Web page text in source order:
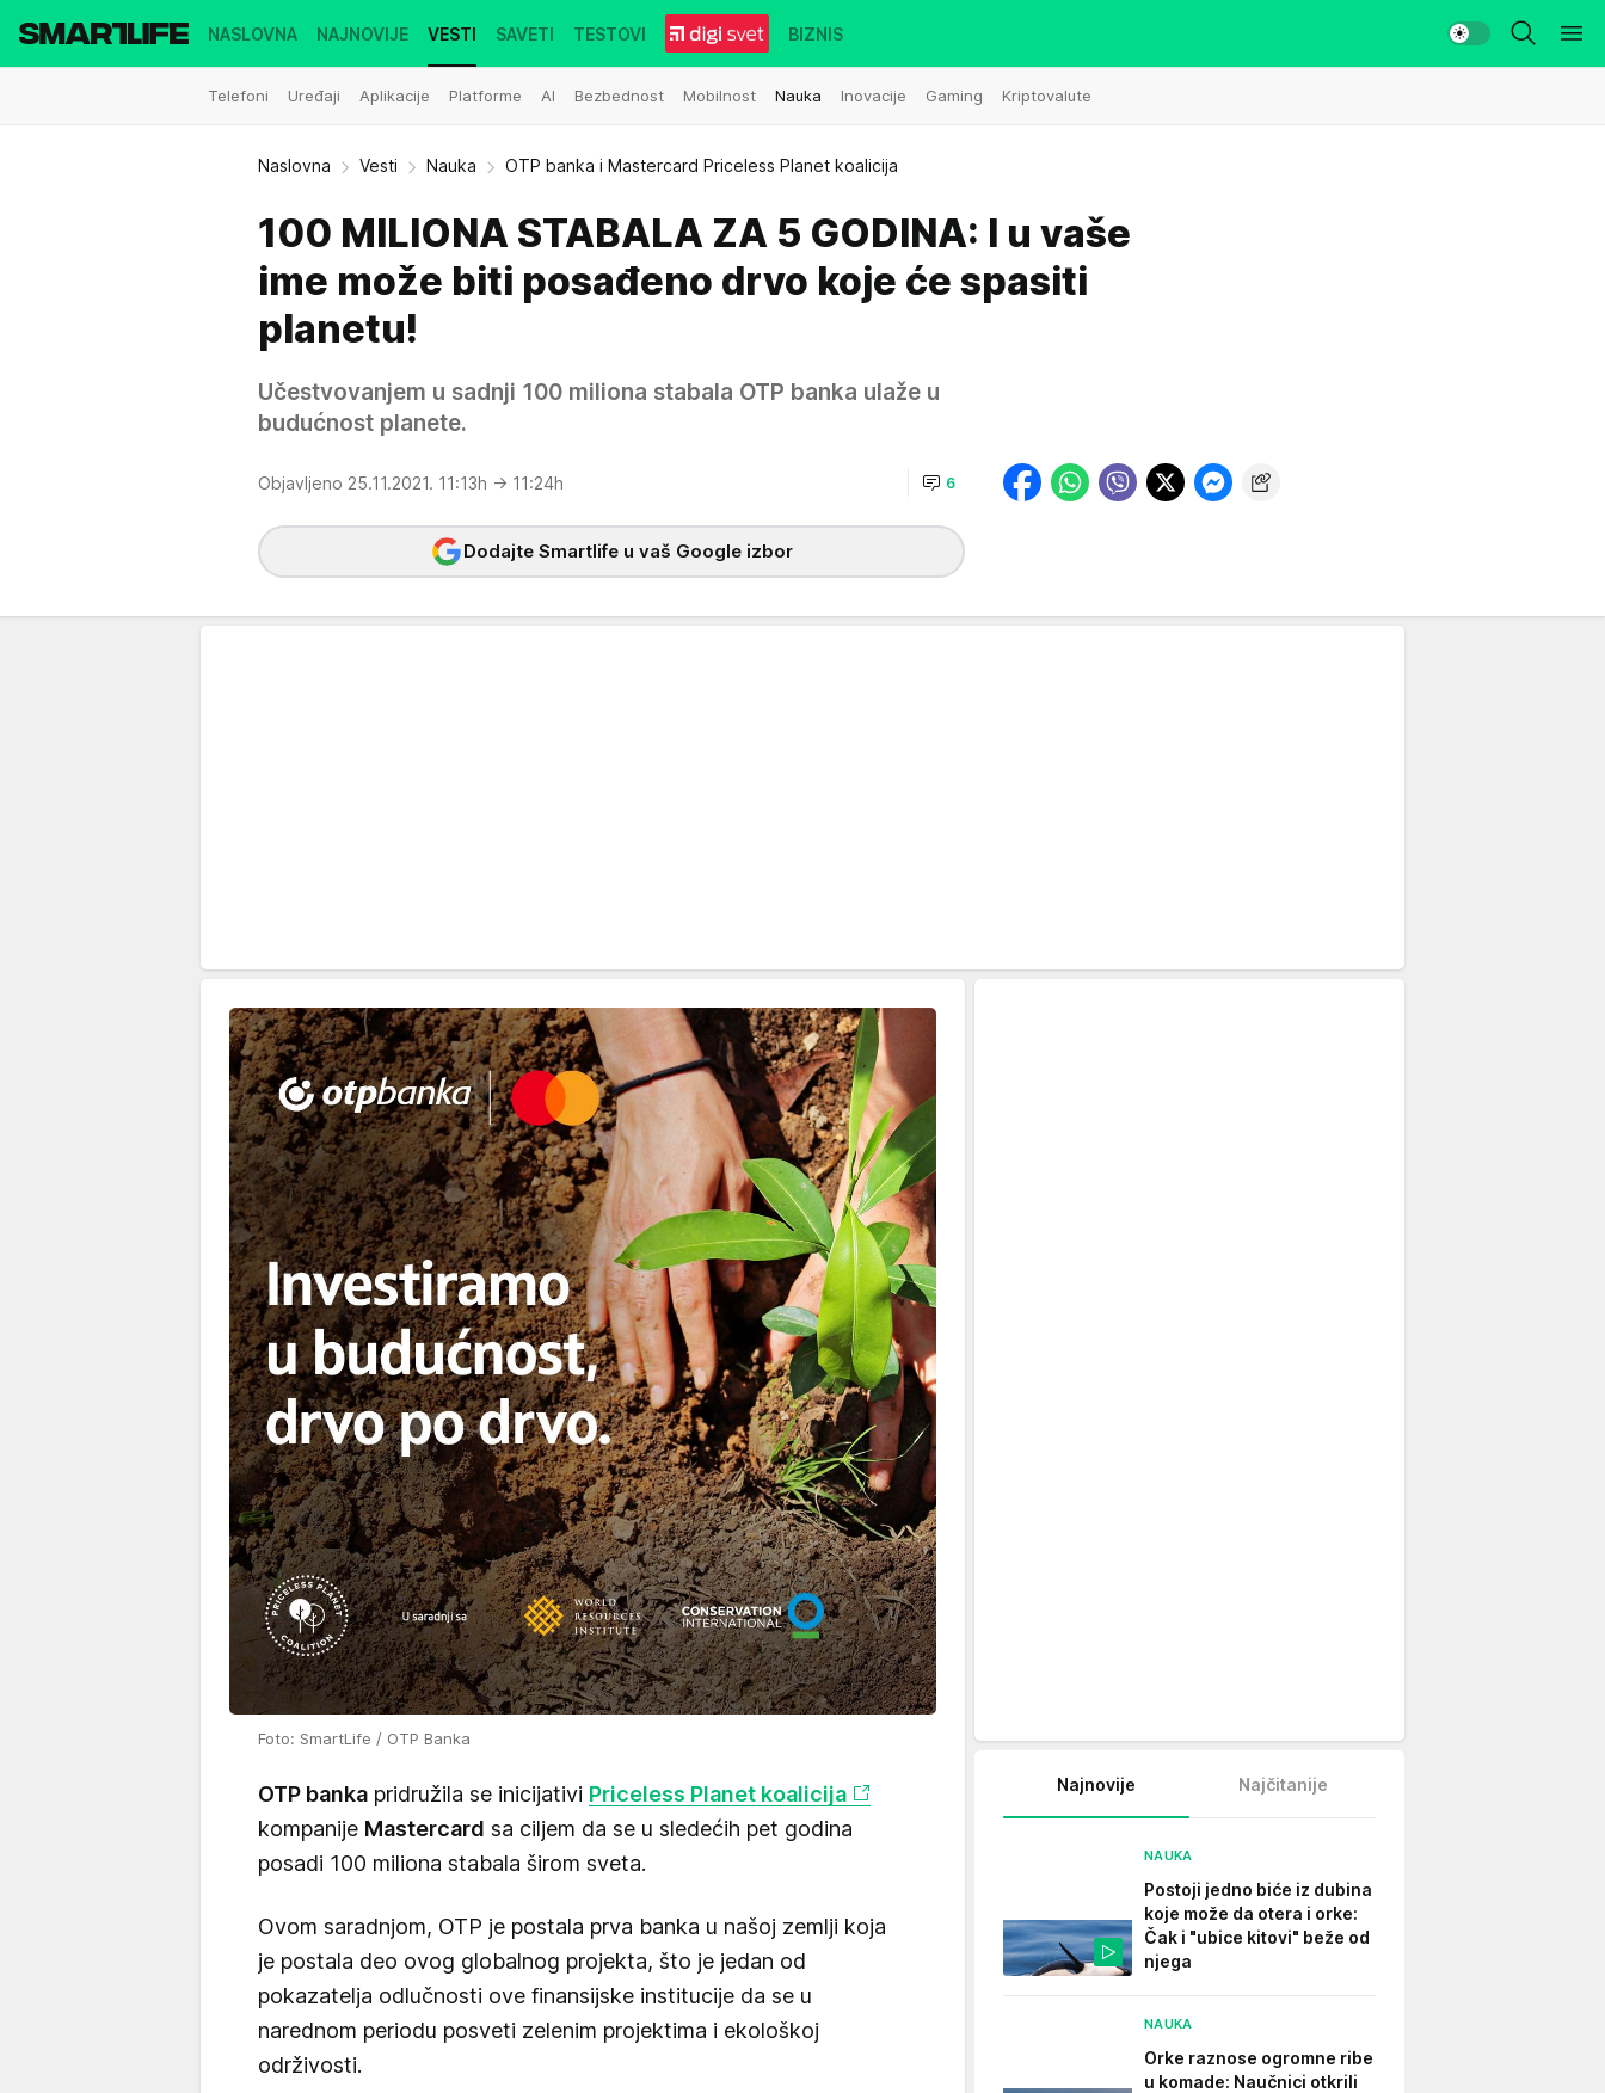
NASLOVNA NAJNOVIJE VESTI
Telefoni Uređaji Aplikacije Platforme AI Bezbednost Mobilnost Nauka Inovacije Gaming Kriptovalute
SAVETI TESTOVI BIZNIS
Naslovna Vesti Nauka OTP banka i Mastercard Priceless Planet koalicija
100 MILIONA STABALA ZA 5 GODINA: I u vaše
ime može biti posađeno drvo koje će spasiti
planetu!
Učestvovanjem u sadnji 100 miliona stabala OTP banka ulaže u
budućnost planete.
Objavljeno 25.11.2021. 11:13h → 11:24h 6
Dodajte Smartlife u vaš Google izbor
Foto: SmartLife / OTP Banka
OTP banka pridružila se inicijativi Priceless Planet koalicija
kompanije Mastercard sa ciljem da se u sledećih pet godina
posadi 100 miliona stabala širom sveta.
Ovom saradnjom, OTP je postala prva banka u našoj zemlji koja
je postala deo ovog globalnog projekta, što je jedan od
pokazatelja odlučnosti ove finansijske institucije da se u
narednom periodu posveti zelenim projektima i ekološkoj
održivosti.
Najnovije Najčitanije
NAUKA
Postoji jedno biće iz dubina
koje može da otera i orke:
Čak i "ubice kitovi" beže od
njega
NAUKA
Orke raznose ogromne ribe
u komade: Naučnici otkrili